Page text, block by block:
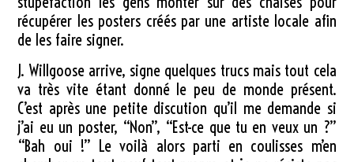
récupérer les posters créés par une artiste locale afin
de les faire signer.
J. Willgoose arrive, signe quelques trucs mais tout cela
va très vite étant donné le peu de monde présent.
C’est après une petite discution qu’il me demande si
j’ai eu un poster, “Non”, “Est-ce que tu en veux un ?”
“Bah oui !” Le voilà alors parti en coulisses m’en